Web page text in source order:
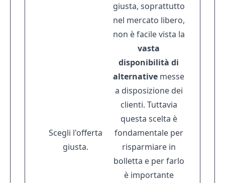
Scegli l'offerta
giusta.
giusta, soprattutto
nel mercato libero,
non è facile vista la
vasta
disponibilità di
alternative messe
a disposizione dei
clienti. Tuttavia
questa scelta è
fondamentale per
risparmiare in
bolletta e per farlo
è importante